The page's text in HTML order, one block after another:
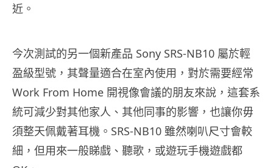
近。
今次測試的另一個新產品 Sony SRS-NB10 屬於輕
盈級型號，其聲量適合在室內使用，對於需要經常
Work From Home 開視像會議的朋友來說，這套系
統可減少對其他家人、其他同事的影響，也讓你毋
須整天佩戴著耳機。SRS-NB10 雖然喇叭尺寸會較
細，但用來一般睇戲、聽歌，或遊玩手機遊戲都